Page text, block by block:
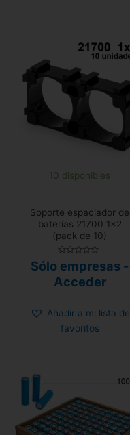
10 disponibles
Soporte espaciador de
baterías 21700 1×2
(pack de 10)
con
0
de
Sólo empresas -
Acceder
Añadir a mi lista de
favoritos